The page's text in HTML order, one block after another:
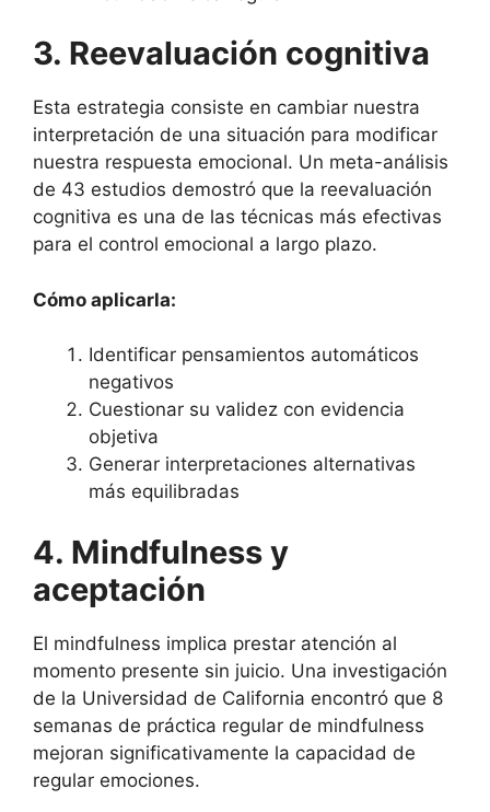
3. Reevaluación cognitiva
Esta estrategia consiste en cambiar nuestra
interpretación de una situación para modificar
nuestra respuesta emocional. Un meta-análisis
de 43 estudios demostró que la reevaluación
cognitiva es una de las técnicas más efectivas
para el control emocional a largo plazo.
Cómo aplicarla:
Identificar pensamientos automáticos
negativos
Cuestionar su validez con evidencia
objetiva
Generar interpretaciones alternativas
más equilibradas
4. Mindfulness y
aceptación
El mindfulness implica prestar atención al
momento presente sin juicio. Una investigación
de la Universidad de California encontró que 8
semanas de práctica regular de mindfulness
mejoran significativamente la capacidad de
regular emociones.